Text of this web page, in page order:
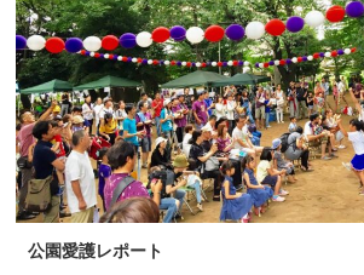
公園愛護レポート